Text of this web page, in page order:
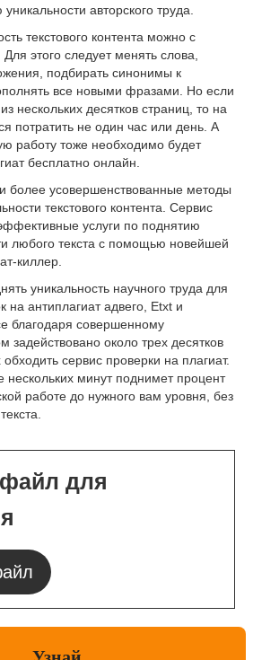
авторского труда.
текстового контента можно с
этого следует менять слова,
подбирать синонимы к
все новыми фразами. Но если
нескольких десятков страниц, то на
потратить не один час или день. А
работу тоже необходимо будет
бесплатно онлайн.
более усовершенствованные методы
текстового контента. Сервис
услуги по поднятию
любого текста с помощью новейшей
киллер.
уникальность научного труда для
на антиплагиат адвего, Etxt и
благодаря совершенному
задействовано около трех десятков
сервис проверки на плагиат.
нескольких минут поднимет процент
работе до нужного вам уровня, без
файл для